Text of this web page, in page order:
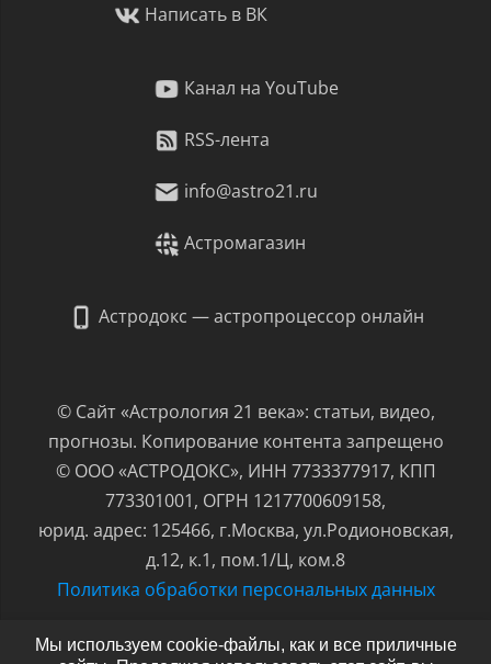
Написать в ВК
Канал на YouTube
RSS-лента
info@astro21.ru
Астромагазин
Астродокс — астропроцессор онлайн
© Сайт «Астрология 21 века»: статьи, видео,
прогнозы. Копирование контента запрещено
© ООО «АСТРОДОКС», ИНН 7733377917, КПП
773301001, ОГРН 1217700609158,
юрид. адрес: 125466, г.Москва, ул.Родионовская,
д.12, к.1, пом.1/Ц, ком.8
Политика обработки персональных данных
Мы используем cookie-файлы, как и все приличные